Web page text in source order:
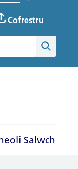
iaith y wefan
Cofrestru
Iach ar Waith
Chwilio
Salwch